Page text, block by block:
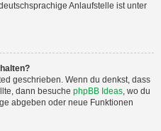
Anlaufstelle ist unter
geschrieben. Wenn du denkst, dass
dann besuche phpBB Ideas, wo du
abgeben oder neue Funktionen